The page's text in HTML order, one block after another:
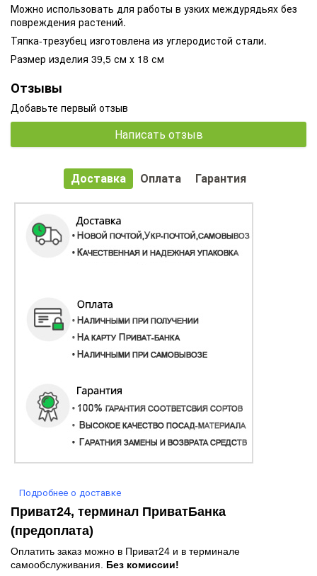
Можно использовать для работы в узких междурядьях без
повреждения растений.
Тяпка-трезубец изготовлена из углеродистой стали.
Размер изделия 39,5 см х 18 см
Отзывы
Добавьте первый отзыв
Написать отзыв
Доставка Оплата Гарантия
Подробнее о доставке
Приват24, терминал ПриватБанка
(предоплата)
Оплатить заказ можно в Приват24 и в терминале
самообслуживания. Без комиссии!